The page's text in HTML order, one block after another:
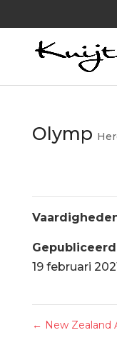
Olymp
19 februari
← New Zealand